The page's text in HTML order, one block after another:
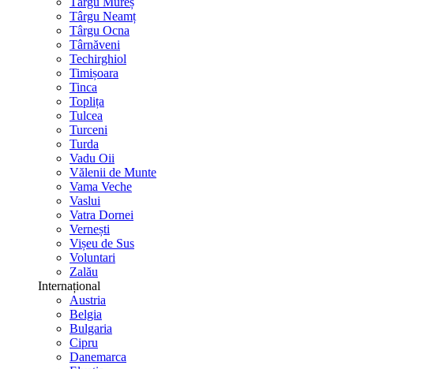
Târgu Neamț
Târgu Ocna
Târnăveni
Techirghiol
Timișoara
Tinca
Toplița
Tulcea
Turceni
Turda
Vadu Oii
Vălenii de Munte
Vama Veche
Vaslui
Vatra Dornei
Vernești
Vișeu de Sus
Voluntari
Zalău
Internațional
Austria
Belgia
Bulgaria
Cipru
Danemarca